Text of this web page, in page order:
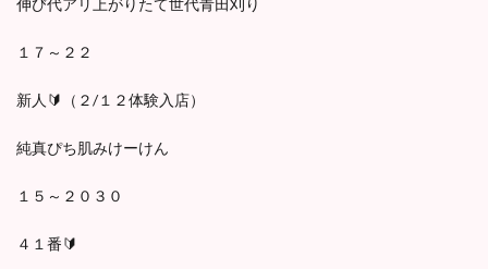
伸び代アリ上がりたて世代青田刈り
１７～２２
新人🔰（２/１２体験入店）
純真ぴち肌みけーけん
１５～２０３０
４１番🔰